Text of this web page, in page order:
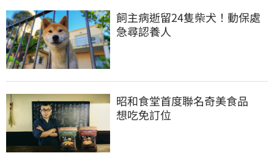
飼主病逝留24隻柴犬！動保處
急尋認養人
昭和食堂首度聯名奇美食品
想吃免訂位